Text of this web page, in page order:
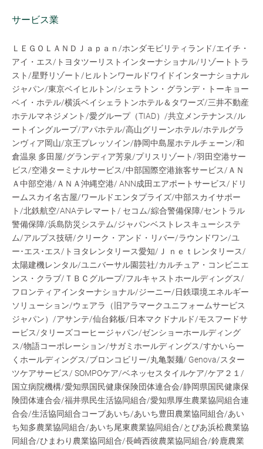
サービス業
ＬＥＧＯＬＡＮＤＪａｐａｎ/ホンダモビリティランド/エイチ・
アイ・エス/トヨタツーリストインターナショナル/リゾートトラ
スト/星野リゾート/ヒルトンワールドワイドインターナショナル
ジャパン/東京ベイヒルトン/シェラトン・グランデ・トーキョー
ベイ・ホテル/横浜ベイシェラトンホテル＆タワーズ/三井不動産
ホテルマネジメント/愛グループ（TIAD）/共立メンテナンス/ル
ートイングループ/アパホテル/高山グリーンホテル/ホテルグラ
ンヴィア岡山/京王プレッソイン/静岡中島屋ホテルチェーン/和
倉温泉 多田屋/グランディア芳泉/プリスリゾート/羽田空港サー
ビス/空港ターミナルサービス/中部国際空港旅客サービス/ＡＮ
Ａ中部空港/ＡＮＡ沖縄空港/ ANN成田エアポートサービス/ドリ
ームスカイ名古屋/ワールドエンタプライズ/中部スカイサポー
ト/北鉄航空/ANAテレマート/ セコム/綜合警備保障/セントラル
警備保障/浜島防災システム/ジャパンベストレスキューシステ
ム/アルプス技研/クリーク・アンド・リバー/ラウンドワン/ユ
ー･エス･エス/トヨタレンタリース愛知/Ｊ ｎｅｔレンタリース/
太陽建機レンタル/ユニバーサル園芸社/カルチュア・コンビニエ
ンス・クラブ/ＴＢＣグループ/フルキャストホールディングス/
フロンティアインターナショナル/ジーニー/日鉄環境エネルギー
ソリューション/ウェアラ（旧アラマークユニフォームサービス
ジャパン）/アサンテ/仙台銘板/日本マクドナルド/モスフードサ
ービス/タリーズコーヒージャパン/ゼンショーホールディング
ス/物語コーポレーション/サガミホールディングス/すかいらー
くホールディングス/ブロンコビリー/丸亀製麺/ Genova/スター
ツケアサービス/ SOMPOケア/ベネッセスタイルケア/ケア２１/
国立病院機構/愛知県国民健康保険団体連合会/静岡県国民健康保
険団体連合会/福井県民生活協同組合/愛知県厚生農業協同組合連
合会/生活協同組合コープあいち/あいち豊田農業協同組合/あい
ち知多農業協同組合/あいち尾東農業協同組合/とぴあ浜松農業協
同組合/ひまわり農業協同組合/長崎西彼農業協同組合/鈴鹿農業